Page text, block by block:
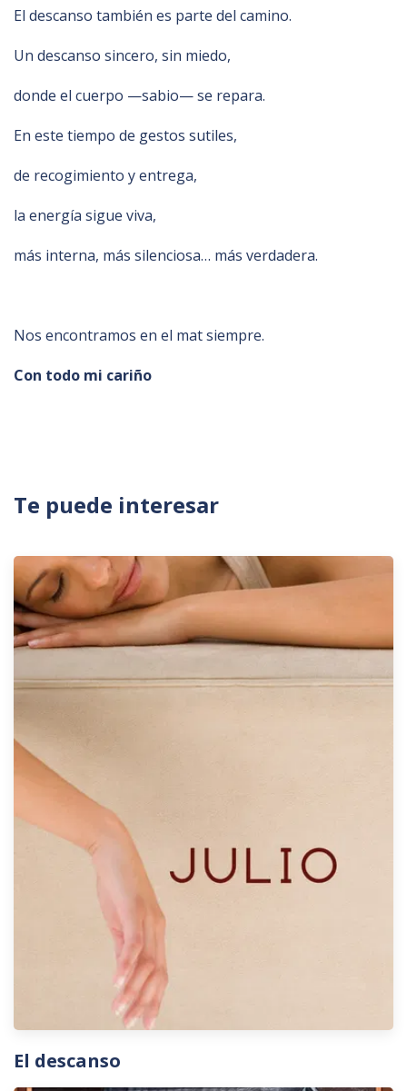
El descanso también es parte del camino.
Un descanso sincero, sin miedo,
donde el cuerpo —sabio— se repara.
En este tiempo de gestos sutiles,
de recogimiento y entrega,
la energía sigue viva,
más interna, más silenciosa… más verdadera.
Nos encontramos en el mat siempre.
Con todo mi cariño
Te puede interesar
El descanso